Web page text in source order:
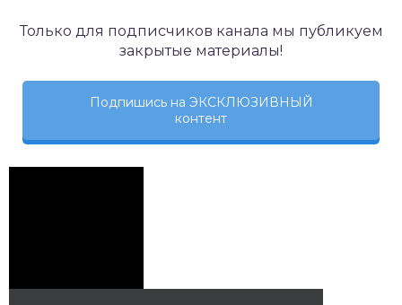
Только для подписчиков канала мы публикуем
закрытые материалы!
Подпишись на ЭКСКЛЮЗИВНЫЙ
контент